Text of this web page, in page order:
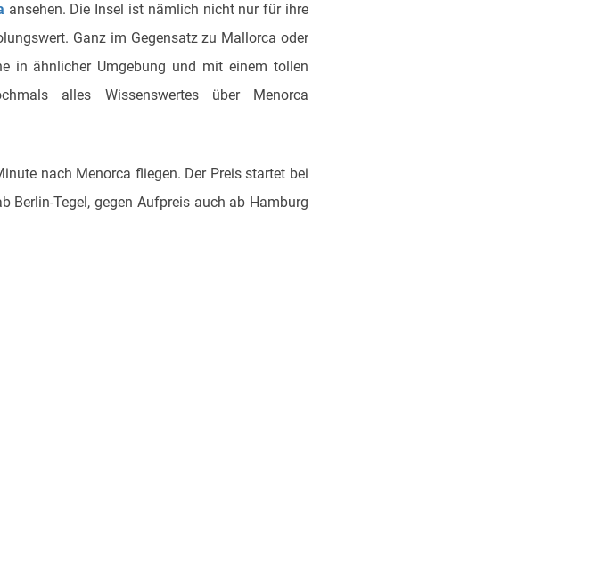
ansehen. Die Insel ist nämlich nicht nur für ihre
Ganz im Gegensatz zu Mallorca oder
in ähnlicher Umgebung und mit einem tollen
alles Wissenswertes über Menorca
nach Menorca fliegen. Der Preis startet bei
Berlin-Tegel, gegen Aufpreis auch ab Hamburg